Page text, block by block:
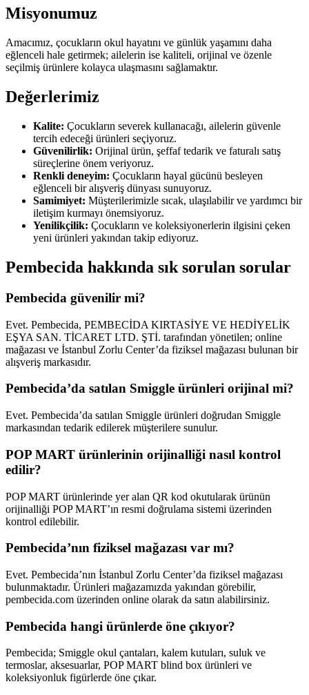
Misyonumuz
Amacımız, çocukların okul hayatını ve günlük yaşamını daha
eğlenceli hale getirmek; ailelerin ise kaliteli, orijinal ve özenle
seçilmiş ürünlere kolayca ulaşmasını sağlamaktır.
Değerlerimiz
Kalite: Çocukların severek kullanacağı, ailelerin güvenle
tercih edeceği ürünleri seçiyoruz.
Güvenilirlik: Orijinal ürün, şeffaf tedarik ve faturalı satış
süreçlerine önem veriyoruz.
Renkli deneyim: Çocukların hayal gücünü besleyen
eğlenceli bir alışveriş dünyası sunuyoruz.
Samimiyet: Müşterilerimizle sıcak, ulaşılabilir ve yardımcı bir
iletişim kurmayı önemsiyoruz.
Yenilikçilik: Çocukların ve koleksiyonerlerin ilgisini çeken
yeni ürünleri yakından takip ediyoruz.
Pembecida hakkında sık sorulan sorular
Pembecida güvenilir mi?
Evet. Pembecida, PEMBECİDA KIRTASİYE VE HEDİYELİK
EŞYA SAN. TİCARET LTD. ŞTİ. tarafından yönetilen; online
mağazası ve İstanbul Zorlu Center’da fiziksel mağazası bulunan bir
alışveriş markasıdır.
Pembecida’da satılan Smiggle ürünleri orijinal mi?
Evet. Pembecida’da satılan Smiggle ürünleri doğrudan Smiggle
markasından tedarik edilerek müşterilere sunulur.
POP MART ürünlerinin orijinalliği nasıl kontrol
edilir?
POP MART ürünlerinde yer alan QR kod okutularak ürünün
orijinalliği POP MART’ın resmi doğrulama sistemi üzerinden
kontrol edilebilir.
Pembecida’nın fiziksel mağazası var mı?
Evet. Pembecida’nın İstanbul Zorlu Center’da fiziksel mağazası
bulunmaktadır. Ürünleri mağazamızda yakından görebilir,
pembecida.com üzerinden online olarak da satın alabilirsiniz.
Pembecida hangi ürünlerde öne çıkıyor?
Pembecida; Smiggle okul çantaları, kalem kutuları, suluk ve
termoslar, aksesuarlar, POP MART blind box ürünleri ve
koleksiyonluk figürlerde öne çıkar.